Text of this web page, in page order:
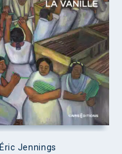
Éric Jennings